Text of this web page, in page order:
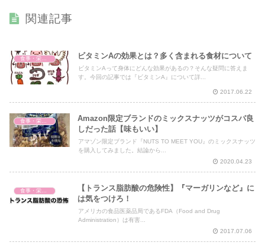
関連記事
食事・栄養・サプリ ビタミンAの効果とは？多く含まれる食材について
ビタミンAって身体にどんな効果があるの？そんな疑問に答えま
す。今回の記事では『ビタミンA』について詳...
2017.06.22
Amazon限定ブランドのミックスナッツがコスパ良
しだった話【味もいい】
アマゾン限定ブランド『NUTS TO MEET YOU』のミックスナッツ
を購入してみました。結論から...
2020.04.23
【トランス脂肪酸の危険性】『マーガリンなど』に
は気をつけろ！
アメリカの食品医薬品局であるFDA（Food and Drug
Administration）は有害...
2017.07.06